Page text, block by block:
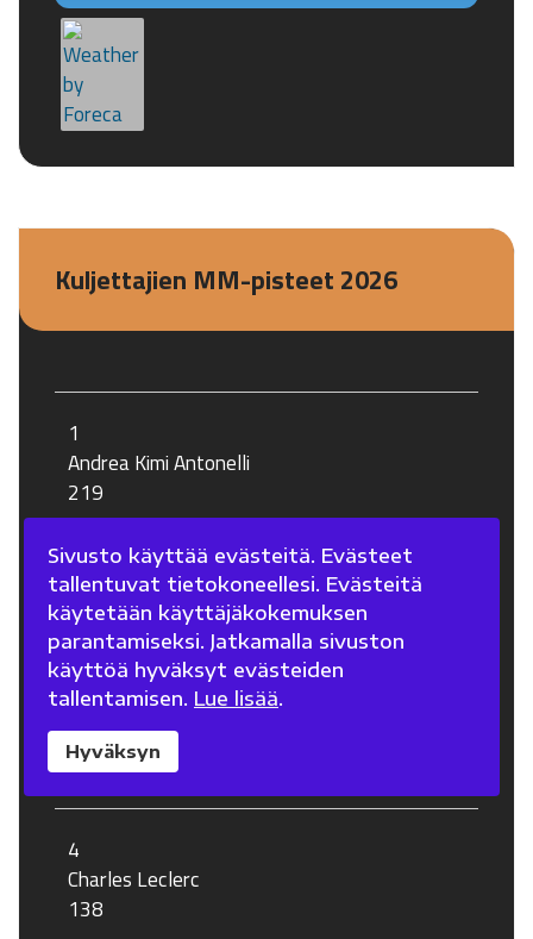
Kuljettajien MM-pisteet 2026
1
Andrea Kimi Antonelli
219
2
Lewis Hamilton
169
3
George Russell
160
4
Charles Leclerc
138
Sivusto käyttää evästeitä. Evästeet
tallentuvat tietokoneellesi. Evästeitä
käytetään käyttäjäkokemuksen
parantamiseksi. Jatkamalla sivuston
käyttöä hyväksyt evästeiden
tallentamisen. Lue lisää.
Hyväksyn